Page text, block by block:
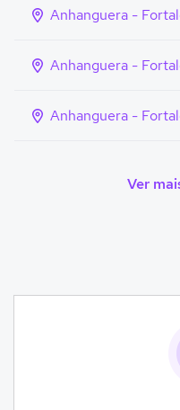
Anhanguera -
Anhanguera -
Anhanguera -
Ver